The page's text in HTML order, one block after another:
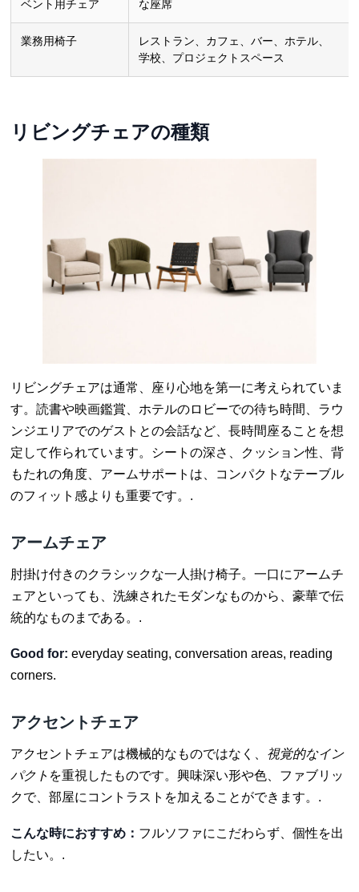
ベント用チェア な座席
業務用椅子
レストラン、カフェ、バー、ホテル、
学校、プロジェクトスペース
リビングチェアの種類
リビングチェアは通常、座り心地を第一に考えられていま
す。読書や映画鑑賞、ホテルのロビーでの待ち時間、ラウ
ンジエリアでのゲストとの会話など、長時間座ることを想
定して作られています。シートの深さ、クッション性、背
もたれの角度、アームサポートは、コンパクトなテーブル
のフィット感よりも重要です。.
アームチェア
肘掛け付きのクラシックな一人掛け椅子。一口にアームチ
ェアといっても、洗練されたモダンなものから、豪華で伝
統的なものまである。.
Good for: everyday seating, conversation areas, reading
corners.
アクセントチェア
アクセントチェアは機械的なものではなく、 視覚的なイン
パクト を重視したものです。興味深い形や色、ファブリッ
クで、部屋にコントラストを加えることができます。.
こんな時におすすめ： フルソファにこだわらず、個性を出
したい。.